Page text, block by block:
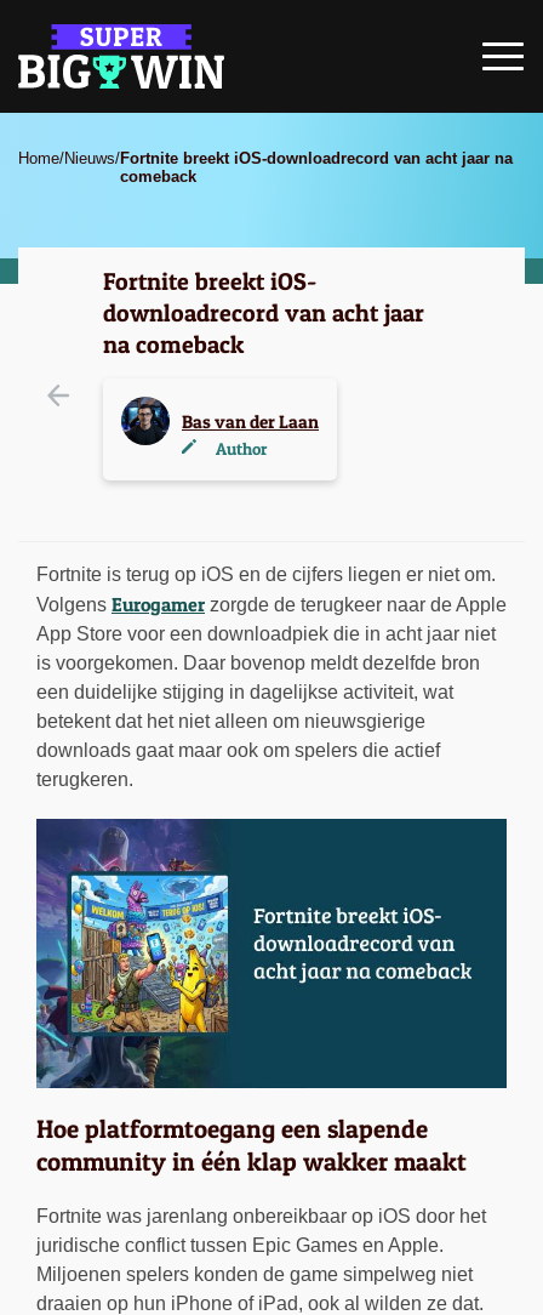
Home/Nieuws/Fortnite breekt iOS-downloadrecord van acht jaar na
comeback
Fortnite breekt iOS-
downloadrecord van acht jaar
na comeback
Bas van der Laan
Author
Fortnite is terug op iOS en de cijfers liegen er niet om.
Volgens Eurogamer zorgde de terugkeer naar de Apple
App Store voor een downloadpiek die in acht jaar niet
is voorgekomen. Daar bovenop meldt dezelfde bron
een duidelijke stijging in dagelijkse activiteit, wat
betekent dat het niet alleen om nieuwsgierige
downloads gaat maar ook om spelers die actief
terugkeren.
Hoe platformtoegang een slapende
community in één klap wakker maakt
Fortnite was jarenlang onbereikbaar op iOS door het
juridische conflict tussen Epic Games en Apple.
Miljoenen spelers konden de game simpelweg niet
draaien op hun iPhone of iPad, ook al wilden ze dat.